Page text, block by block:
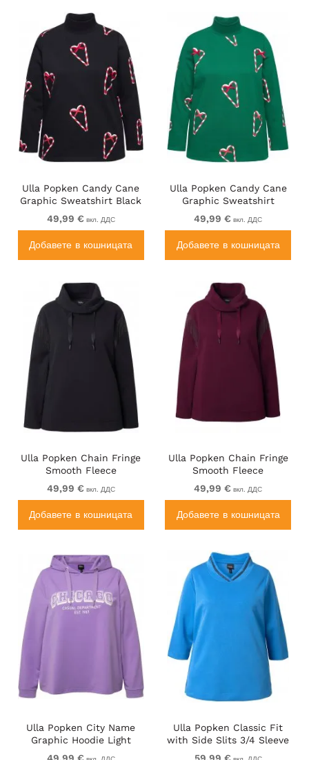
Ulla Popken Candy Cane
Graphic Sweatshirt Black
49,99 € вкл. ДДС
Добавете в кошницата
Ulla Popken Candy Cane
Graphic Sweatshirt
Meadow Green
49,99 € вкл. ДДС
Добавете в кошницата
Ulla Popken Chain Fringe
Smooth Fleece
Sweatshirt Black
49,99 € вкл. ДДС
Добавете в кошницата
Ulla Popken Chain Fringe
Smooth Fleece
Sweatshirt Dark Wine Red
49,99 € вкл. ДДС
Добавете в кошницата
Ulla Popken City Name
Graphic Hoodie Light
Purple
49,99 €
Ulla Popken Classic Fit
with Side Slits 3/4 Sleeve
Sweatshirt Royal Blue
59,99 €